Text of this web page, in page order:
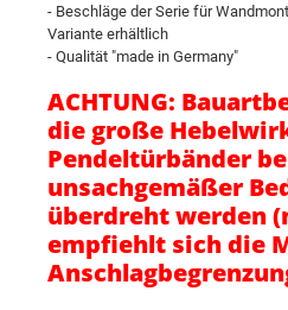
- Beschläge der Serie für
Variante erhältlich
- Qualität "made in Germany"
ACHTUNG:
die große
Pendeltürbänder
unsachgemäßer
überdreht werden
empfiehlt sich die